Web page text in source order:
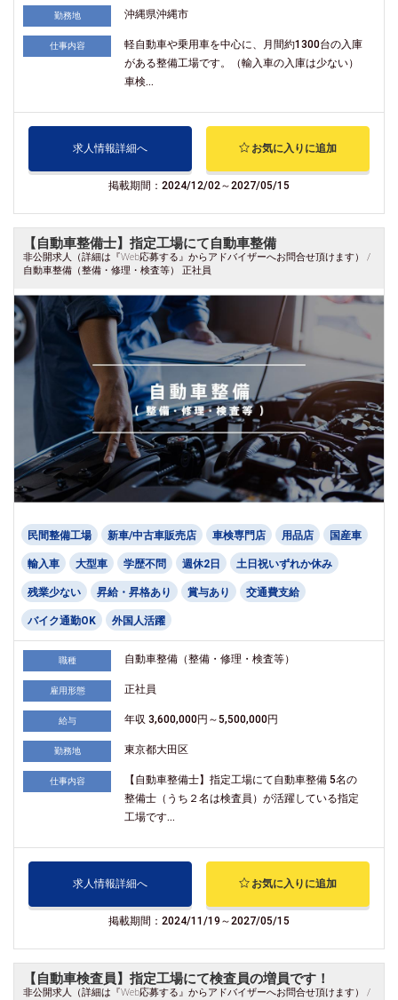
勤務地 沖縄県沖縄市
仕事内容
軽自動車や乗用車を中心に、月間約1300台の入庫
がある整備工場です。（輸入車の入庫は少ない）
車検...
求人情報詳細へ お気に入りに追加
掲載期間：2024/12/02～2027/05/15
【自動車整備士】指定工場にて自動車整備
非公開求人（詳細は『Web応募する』からアドバイザーへお問合せ頂けます） /
自動車整備（整備・修理・検査等） 正社員
民間整備工場 新車/中古車販売店 車検専門店 用品店 国産車
輸入車 大型車 学歴不問 週休2日 土日祝いずれか休み
残業少ない 昇給・昇格あり 賞与あり 交通費支給
バイク通勤OK 外国人活躍
職種 自動車整備（整備・修理・検査等）
雇用形態 正社員
給与 年収 3,600,000円～5,500,000円
勤務地 東京都大田区
仕事内容
【自動車整備士】指定工場にて自動車整備 5名の
整備士（うち２名は検査員）が活躍している指定
工場です...
求人情報詳細へ お気に入りに追加
掲載期間：2024/11/19～2027/05/15
【自動車検査員】指定工場にて検査員の増員です！
非公開求人（詳細は『Web応募する』からアドバイザーへお問合せ頂けます） /